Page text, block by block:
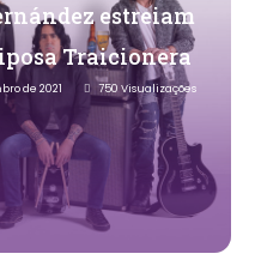
estreiam
Traicionera
de 2021 750 Visualizações